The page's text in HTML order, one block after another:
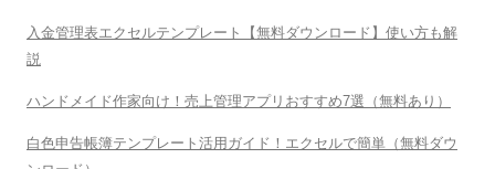
入金管理表エクセルテンプレート【無料ダウンロード】使い方も解
説
ハンドメイド作家向け！売上管理アプリおすすめ7選（無料あり）
白色申告帳簿テンプレート活用ガイド！エクセルで簡単（無料ダウ